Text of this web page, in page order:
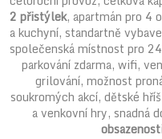
2 přistýlek, apartmán pro 4
a kuchyní, standartně
společenská místnost pro
parkování zdarma, wifi,
grilování, možnost
soukromých akcí, dětské
a venkovní hry, snadná